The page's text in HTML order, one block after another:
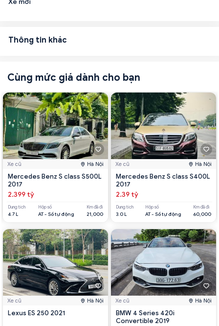
Xe mới
Thông tin khác
Cùng mức giá dành cho bạn
Xe cũ Hà Nội
Mercedes Benz S class S500L
2017
2.399 tỷ
Dung tích
4.7 L
Hộp số
AT - Số tự động
Km đã đi
21,000
Xe cũ Hà Nội
Lexus ES 250 2021
Xe cũ Hà Nội
Mercedes Benz S class S400L
2017
2.39 tỷ
Dung tích
3.0 L
Hộp số
AT - Số tự động
Km đã đi
60,000
Xe cũ Hà Nội
BMW 4 Series 420i
Convertible 2019